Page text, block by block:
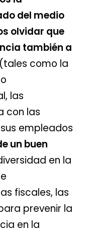
del medio
olvidar que
también a
(tales como la
las
con las
empleados
un buen
en la
fiscales, las
prevenir la
en la